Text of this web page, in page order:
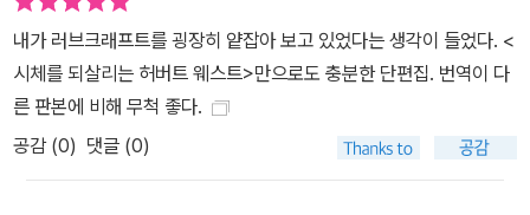
내가 러브크래프트를 굉장히 얕잡아 보고 있었다는 생각이 들었다. <
시체를 되살리는 허버트 웨스트>만으로도 충분한 단편집. 번역이 다
른 판본에 비해 무척 좋다.
공감 (0) 댓글 (0)